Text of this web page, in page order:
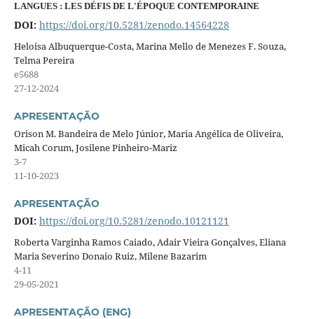
LANGUES : LES DÉFIS DE L'ÉPOQUE CONTEMPORAINE
DOI: https://doi.org/10.5281/zenodo.14564228
Heloisa Albuquerque-Costa, Marina Mello de Menezes F. Souza,
Telma Pereira
e5688
27-12-2024
APRESENTAÇÃO
Orison M. Bandeira de Melo Júnior, Maria Angélica de Oliveira,
Micah Corum, Josilene Pinheiro-Mariz
3-7
11-10-2023
APRESENTAÇÃO
DOI: https://doi.org/10.5281/zenodo.10121121
Roberta Varginha Ramos Caiado, Adair Vieira Gonçalves, Eliana
Maria Severino Donaio Ruiz, Milene Bazarim
4-11
29-05-2021
APRESENTAÇÃO (ENG)